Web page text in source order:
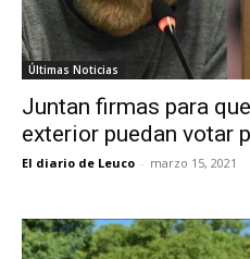
Últimas Noticias
Juntan firmas para
exterior puedan votar
El diario de Leuco - marzo 15, 2021